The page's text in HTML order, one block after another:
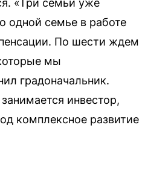
«Три семьи уже
одной семье в работе
По шести ждем
мы
градоначальник.
инвестор,
комплексное развитие